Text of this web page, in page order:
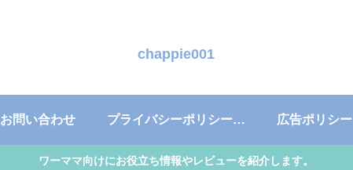
chappie001
お問い合わせ プライバシーポリシー・免責事項 広告ポリシー
ワーママ向けにお役立ち情報やレビューを紹介します。